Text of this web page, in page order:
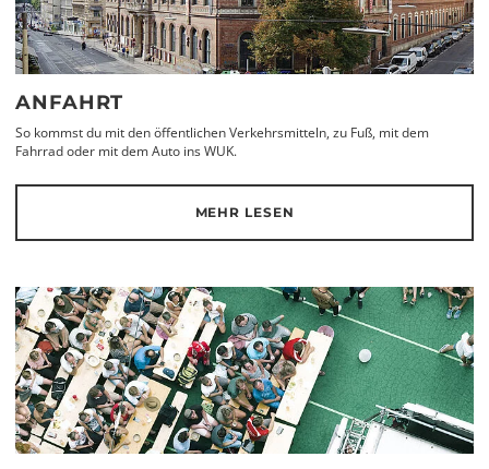
ANFAHRT
So kommst du mit den öffentlichen Verkehrsmitteln, zu Fuß, mit dem
Fahrrad oder mit dem Auto ins WUK.
MEHR LESEN